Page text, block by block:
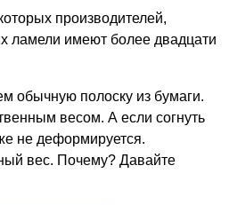
производителей,
ламели имеют более двадцати
обычную полоску из бумаги.
весом. А если согнуть
не деформируется.
вес. Почему? Давайте